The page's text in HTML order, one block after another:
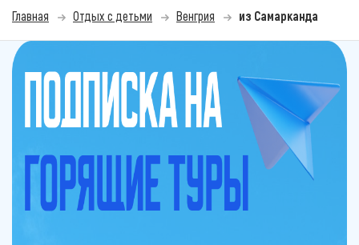
Главная Отдых с детьми Венгрия из Самарканда